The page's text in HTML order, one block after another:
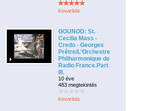
kovariida
GOUNOD: St.
Cecilia Mass -
Credo - Georges
Prêtre/L'Orchestre
Philharmonique de
Radio France.Part
III.
10 éve
483 megtekintés
kovariida